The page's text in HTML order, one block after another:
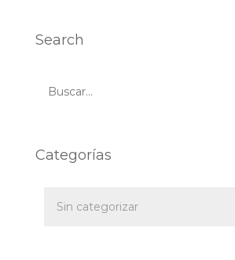
Search
Categorías